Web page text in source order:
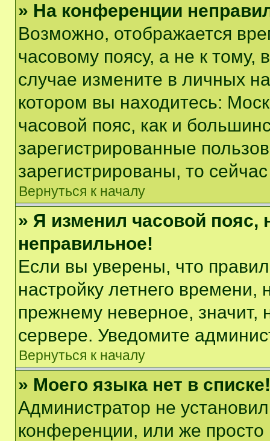
» На конференции
Возможно, отображается
часовому поясу, а не к тому,
случае измените в личных
котором вы находитесь:
часовой пояс, как и
зарегистрированные
зарегистрированы, то
Вернуться к началу
» Я изменил часовой пояс,
неправильное!
Если вы уверены, что
настройку летнего
прежнему неверное, значит,
сервере. Уведомите
Вернуться к началу
» Моего языка нет в списке!
Администратор не
конференции, или же